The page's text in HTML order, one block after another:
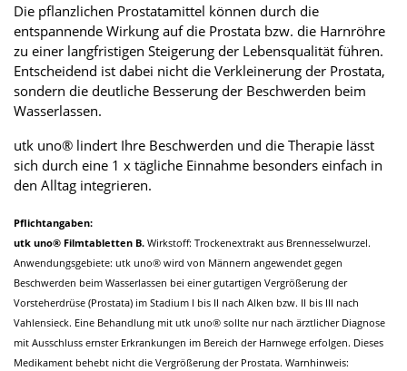
Die pflanzlichen Prostatamittel können durch die
entspannende Wirkung auf die Prostata bzw. die Harnröhre
zu einer langfristigen Steigerung der Lebensqualität führen.
Entscheidend ist dabei nicht die Verkleinerung der Prostata,
sondern die deutliche Besserung der Beschwerden beim
Wasserlassen.
utk uno® lindert Ihre Beschwerden und die Therapie lässt
sich durch eine 1 x tägliche Einnahme besonders einfach in
den Alltag integrieren.
Pflichtangaben:
utk uno® Filmtabletten B. Wirkstoff: Trockenextrakt aus Brennesselwurzel.
Anwendungsgebiete: utk uno® wird von Männern angewendet gegen
Beschwerden beim Wasserlassen bei einer gutartigen Vergrößerung der
Vorsteherdrüse (Prostata) im Stadium I bis II nach Alken bzw. II bis III nach
Vahlensieck. Eine Behandlung mit utk uno® sollte nur nach ärztlicher Diagnose
mit Ausschluss ernster Erkrankungen im Bereich der Harnwege erfolgen. Dieses
Medikament behebt nicht die Vergrößerung der Prostata. Warnhinweis: